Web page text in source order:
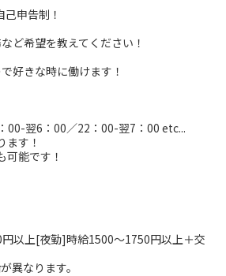
申告制！
ど希望を教えてください！
好きな時に働けます！
00-翌6：00／22：00-翌7：00 etc...
ます！
可能です！
以上[夜勤]時給1500～1750円以上＋交
異なります。